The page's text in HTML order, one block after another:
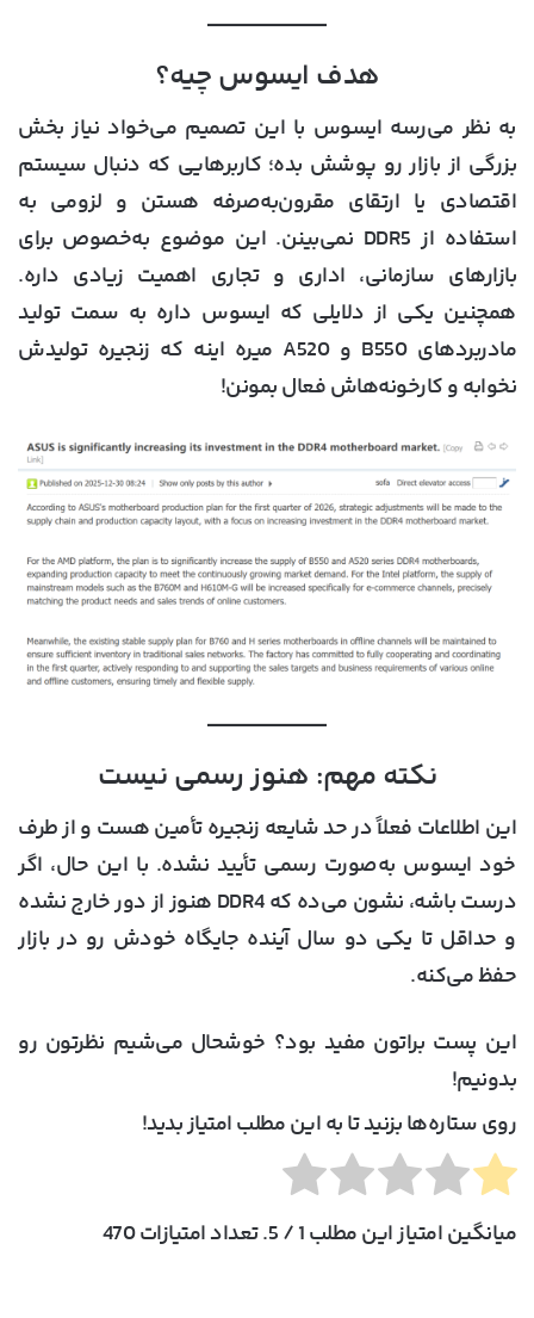
هدف ایسوس چیه؟
به نظر می‌رسه ایسوس با این تصمیم می‌خواد نیاز بخش
بزرگی از بازار رو پوشش بده؛ کاربرهایی که دنبال سیستم
اقتصادی یا ارتقای مقرون‌به‌صرفه هستن و لزومی به
استفاده از DDR5 نمی‌بینن. این موضوع به‌خصوص برای
بازارهای سازمانی، اداری و تجاری اهمیت زیادی داره.
همچنین یکی از دلایلی که ایسوس داره به سمت تولید
مادربردهای B550 و A520 میره اینه که زنجیره تولیدش
نخوابه و کارخونه‌هاش فعال بمونن!
نکته مهم: هنوز رسمی نیست
این اطلاعات فعلاً در حدشایعه زنجیره تأمینهست و از طرف
خود ایسوس به‌صورت رسمی تأیید نشده. با این حال، اگر
درست باشه، نشون می‌ده که DDR4 هنوز از دور خارج نشده
و حداقل تا یکی دو سال آینده جایگاه خودش رو در بازار
حفظ می‌کنه.
این پست براتون مفید بود؟ خوشحال می‌شیم نظرتون رو
بدونیم!
روی ستاره‌ها بزنید تا به این مطلب امتیاز بدید!
میانگین امتیاز این مطلب1/ 5. تعداد امتیازات 470